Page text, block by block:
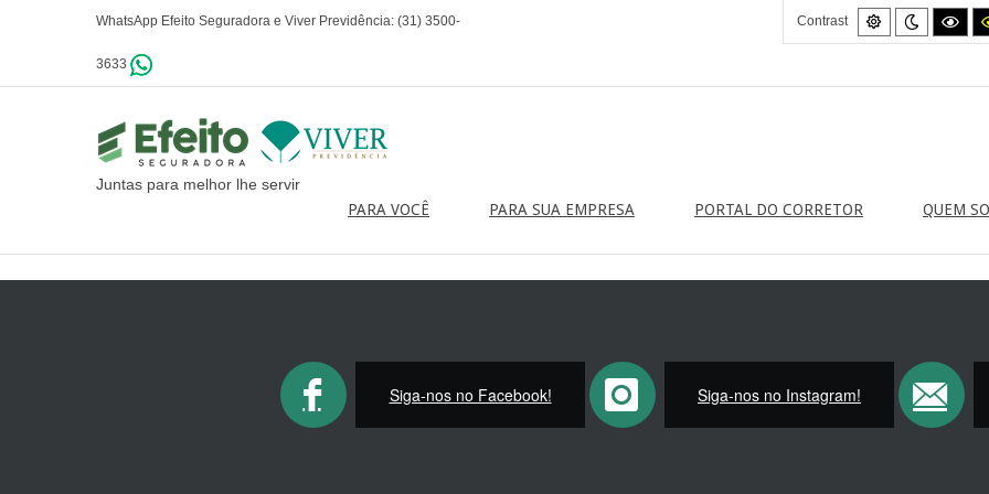
WhatsApp Efeito Seguradora e Viver Previdência: (31) 3500-
3633
Contrast
Default
mode
Night
mode
High
Juntas para melhor lhe servir
PARA VOCÊ
PARA SUA EMPRESA PORTAL DO CORRETOR QUEM
Siga-nos no Facebook! Siga-nos no Instagram!